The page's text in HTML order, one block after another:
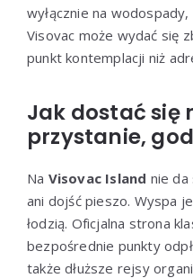
wyłącznie na
Visovac może wydać się
punkt kontemplacji niż
Jak dostać się
przystanie,
Na Visovac Island nie da
ani dojść pieszo. Wyspa
łodzią. Oficjalna strona
bezpośrednie punkty
także dłuższe rejsy